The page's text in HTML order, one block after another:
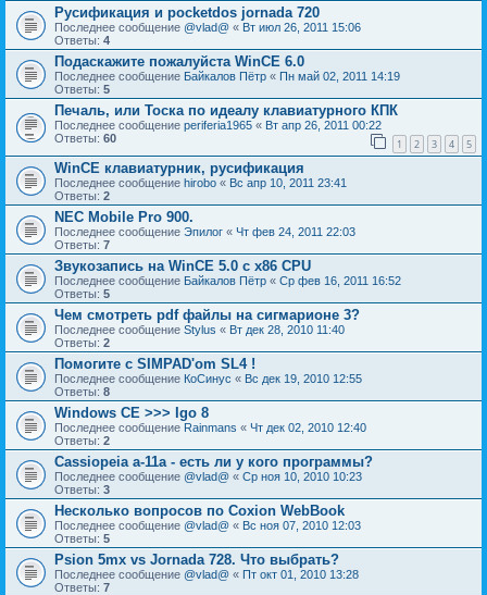
Русификация и pocketdos jornada 720
Последнее сообщение @vlad@ « Вт июл 26, 2011 15:06
Ответы: 4
Подаскажите пожалуйста WinCE 6.0
Последнее сообщение Байкалов Пётр « Пн май 02, 2011 14:19
Ответы: 5
Печаль, или Тоска по идеалу клавиатурного КПК
Последнее сообщение periferia1965 « Вт апр 26, 2011 00:22
Ответы: 60 1 2 3 4 5
WinCE клавиатурник, русификация
Последнее сообщение hirobo « Вс апр 10, 2011 23:41
Ответы: 2
NEC Mobile Pro 900.
Последнее сообщение Эпилог « Чт фев 24, 2011 22:03
Ответы: 7
Звукозапись на WinCE 5.0 с x86 CPU
Последнее сообщение Байкалов Пётр « Ср фев 16, 2011 16:52
Ответы: 5
Чем смотреть pdf файлы на сигмарионе 3?
Последнее сообщение Stylus « Вт дек 28, 2010 11:40
Ответы: 2
Помогите с SIMPAD'om SL4 !
Последнее сообщение КоСинус « Вс дек 19, 2010 12:55
Ответы: 8
Windows CE >>> Igo 8
Последнее сообщение Rainmans « Чт дек 02, 2010 12:40
Ответы: 2
Cassiopeia a-11a - есть ли у кого программы?
Последнее сообщение @vlad@ « Ср ноя 10, 2010 10:23
Ответы: 3
Несколько вопросов по Coxion WebBook
Последнее сообщение @vlad@ « Вс ноя 07, 2010 12:03
Ответы: 5
Psion 5mx vs Jornada 728. Что выбрать?
Последнее сообщение @vlad@ « Пт окт 01, 2010 13:28
Ответы: 7